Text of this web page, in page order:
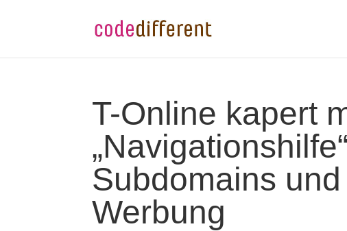
T-Online kapert
Subdomains
Werbung